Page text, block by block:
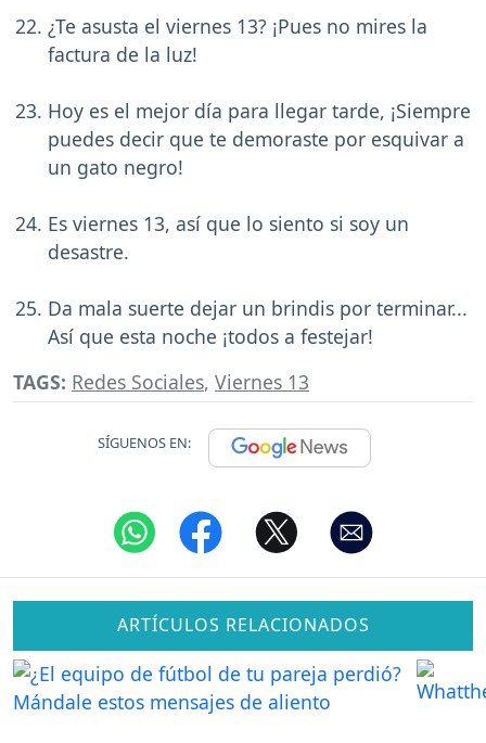
¿Te asusta el viernes 13? ¡Pues no mires la
factura de la luz!
Hoy es el mejor día para llegar tarde, ¡Siempre
puedes decir que te demoraste por esquivar a
un gato negro!
Es viernes 13, así que lo siento si soy un
desastre.
Da mala suerte dejar un brindis por terminar...
Así que esta noche ¡todos a festejar!
TAGS: Redes Sociales, Viernes 13
SÍGUENOS EN:
ARTÍCULOS RELACIONADOS